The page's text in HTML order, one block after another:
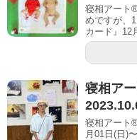
寝相アート
めですが、
カード』12
寝相ア
寝相アート
月01日(日)